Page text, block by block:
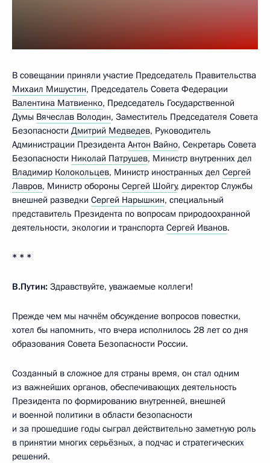
В совещании приняли участие Председатель Правительства
Михаил Мишустин, Председатель Совета Федерации
Валентина Матвиенко, Председатель Государственной
Думы Вячеслав Володин, Заместитель Председателя Совета
Безопасности Дмитрий Медведев, Руководитель
Администрации Президента Антон Вайно, Секретарь Совета
Безопасности Николай Патрушев, Министр внутренних дел
Владимир Колокольцев, Министр иностранных дел Сергей
Лавров, Министр обороны Сергей Шойгу, директор Службы
внешней разведки Сергей Нарышкин, специальный
представитель Президента по вопросам природоохранной
деятельности, экологии и транспорта Сергей Иванов.
* * *
В.Путин: Здравствуйте, уважаемые коллеги!
Прежде чем мы начнём обсуждение вопросов повестки,
хотел бы напомнить, что вчера исполнилось 28 лет со дня
образования Совета Безопасности России.
Созданный в сложное для страны время, он стал одним
из важнейших органов, обеспечивающих деятельность
Президента по формированию внутренней, внешней
и военной политики в области безопасности
и за прошедшие годы сыграл действительно заметную роль
в принятии многих серьёзных, а подчас и стратегических
решений.